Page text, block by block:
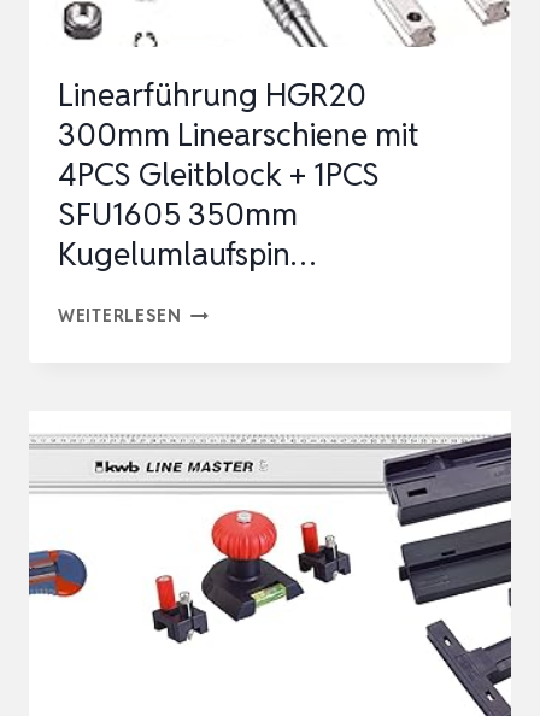
Linearführung HGR20
300mm Linearschiene mit
4PCS Gleitblock + 1PCS
SFU1605 350mm
Kugelumlaufspin…
WEITERLESEN LINEARFÜHRUNG
MIT
4PCS
GLEITBLOCK
1PCS
SFU1605